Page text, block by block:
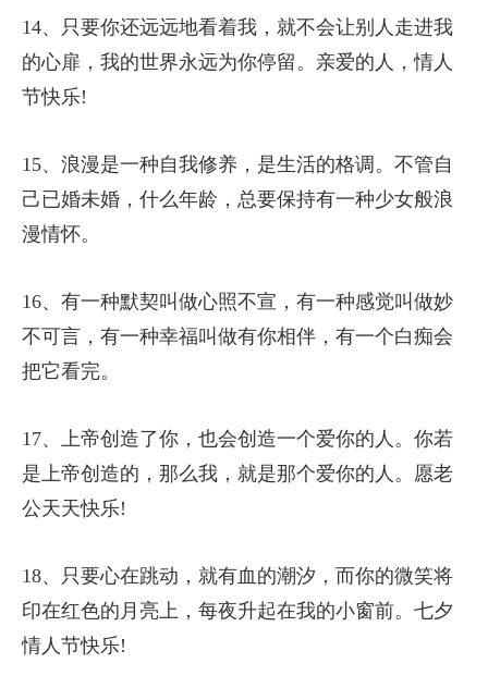
14、只要你还远远地看着我，就不会让别人走进我
的心扉，我的世界永远为你停留。亲爱的人，情人
节快乐!
15、浪漫是一种自我修养，是生活的格调。不管自
己已婚未婚，什么年龄，总要保持有一种少女般浪
漫情怀。
16、有一种默契叫做心照不宣，有一种感觉叫做妙
不可言，有一种幸福叫做有你相伴，有一个白痴会
把它看完。
17、上帝创造了你，也会创造一个爱你的人。你若
是上帝创造的，那么我，就是那个爱你的人。愿老
公天天快乐!
18、只要心在跳动，就有血的潮汐，而你的微笑将
印在红色的月亮上，每夜升起在我的小窗前。七夕
情人节快乐!